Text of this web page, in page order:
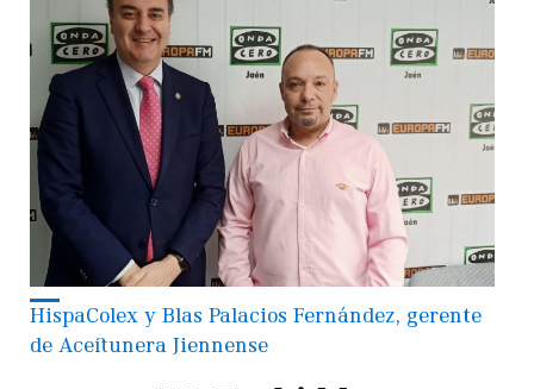
HispaColex y Blas Palacios Fernández, gerente
de Aceitunera Jiennense